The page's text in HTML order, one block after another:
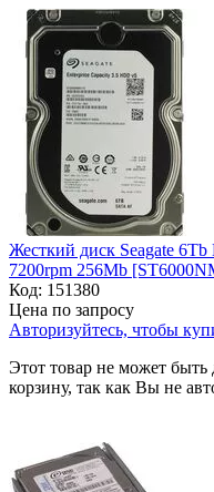
Жесткий диск Seagate
7200rpm 256Mb
Код: 151380
Цена по запросу
Авторизуйтесь, чтобы
Этот товар не может быть
корзину, так как Вы не